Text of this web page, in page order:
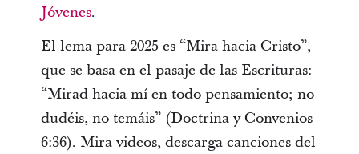
Jóvenes.
El lema para 2025 es “Mira hacia Cristo”,
que se basa en el pasaje de las Escrituras:
“Mirad hacia mí en todo pensamiento; no
dudéis, no temáis” (Doctrina y Convenios
6:36). Mira videos, descarga canciones del